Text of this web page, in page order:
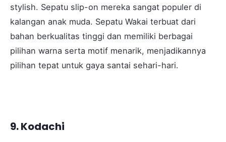
stylish. Sepatu slip-on mereka sangat populer di
kalangan anak muda. Sepatu Wakai terbuat dari
bahan berkualitas tinggi dan memiliki berbagai
pilihan warna serta motif menarik, menjadikannya
pilihan tepat untuk gaya santai sehari-hari.
9. Kodachi